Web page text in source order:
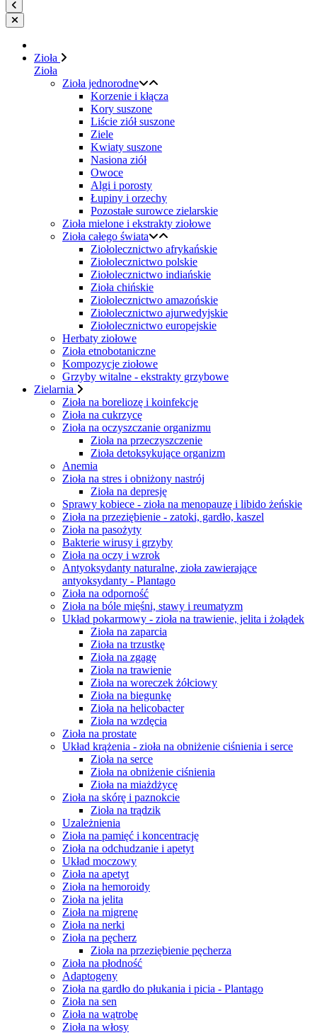
Zioła
Zioła
Zioła jednorodne
Korzenie i kłącza
Kory suszone
Liście ziół suszone
Ziele
Kwiaty suszone
Nasiona ziół
Owoce
Algi i porosty
Łupiny i orzechy
Pozostałe surowce zielarskie
Zioła mielone i ekstrakty ziołowe
Zioła całego świata
Ziołolecznictwo afrykańskie
Ziołolecznictwo polskie
Ziołolecznictwo indiańskie
Zioła chińskie
Ziołolecznictwo amazońskie
Ziołolecznictwo ajurwedyjskie
Ziołolecznictwo europejskie
Herbaty ziołowe
Zioła etnobotaniczne
Kompozycje ziołowe
Grzyby witalne - ekstrakty grzybowe
Zielarnia
Zioła na boreliozę i koinfekcje
Zioła na cukrzycę
Zioła na oczyszczanie organizmu
Zioła na przeczyszczenie
Zioła detoksykujące organizm
Anemia
Zioła na stres i obniżony nastrój
Zioła na depresję
Sprawy kobiece - zioła na menopauzę i libido żeńskie
Zioła na przeziębienie - zatoki, gardło, kaszel
Zioła na pasożyty
Bakterie wirusy i grzyby
Zioła na oczy i wzrok
Antyoksydanty naturalne, zioła zawierające
antyoksydanty - Plantago
Zioła na odporność
Zioła na bóle mięśni, stawy i reumatyzm
Układ pokarmowy - zioła na trawienie, jelita i żołądek
Zioła na zaparcia
Zioła na trzustkę
Zioła na zgagę
Zioła na trawienie
Zioła na woreczek żółciowy
Zioła na biegunkę
Zioła na helicobacter
Zioła na wzdęcia
Zioła na prostate
Układ krążenia - zioła na obniżenie ciśnienia i serce
Zioła na serce
Zioła na obniżenie ciśnienia
Zioła na miażdżycę
Zioła na skórę i paznokcie
Zioła na trądzik
Uzależnienia
Zioła na pamięć i koncentrację
Zioła na odchudzanie i apetyt
Układ moczowy
Zioła na apetyt
Zioła na hemoroidy
Zioła na jelita
Zioła na migrenę
Zioła na nerki
Zioła na pęcherz
Zioła na przeziębienie pęcherza
Zioła na płodność
Adaptogeny
Zioła na gardło do płukania i picia - Plantago
Zioła na sen
Zioła na wątrobę
Zioła na włosy